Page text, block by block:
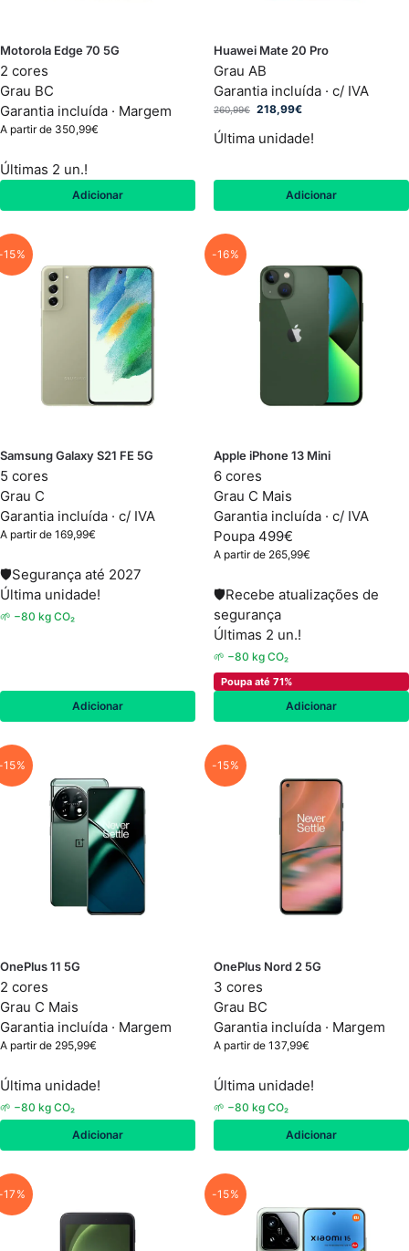
Motorola Edge 70 5G
2 cores
Grau BC
Garantia incluída · Margem
A partir de 350,99€
Últimas 2 un.!
Adicionar
Huawei Mate 20 Pro
Grau AB
Garantia incluída · c/ IVA
260,99€ 218,99€
Última unidade!
Adicionar
Samsung Galaxy S21 FE 5G
5 cores
Grau C
Garantia incluída · c/ IVA
A partir de 169,99€
🛡Segurança até 2027
Última unidade!
🌱 −80 kg CO₂
Adicionar
-16%
Apple iPhone 13 Mini
6 cores
Grau C Mais
Garantia incluída · c/ IVA
Poupa 499€
A partir de 265,99€
🛡Recebe atualizações de
segurança
Últimas 2 un.!
🌱 −80 kg CO₂
Poupa até 71%
Adicionar
OnePlus 11 5G
2 cores
Grau C Mais
Garantia incluída · Margem
A partir de 295,99€
Última unidade!
🌱 −80 kg CO₂
Adicionar
-15%
OnePlus Nord 2 5G
3 cores
Grau BC
Garantia incluída · Margem
A partir de 137,99€
Última unidade!
🌱 −80 kg CO₂
Adicionar
-15%